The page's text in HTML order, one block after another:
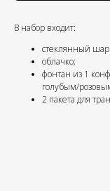
В набор входит:
стеклянный
облачко;
фонтан из 1
голубым/
2 пакета для